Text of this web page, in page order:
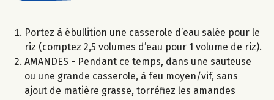
Portez à ébullition une casserole d’eau salée pour le
riz (comptez 2,5 volumes d’eau pour 1 volume de riz).
AMANDES - Pendant ce temps, dans une sauteuse
ou une grande casserole, à feu moyen/vif, sans
ajout de matière grasse, torréfiez les amandes